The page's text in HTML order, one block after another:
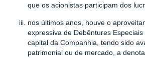
que os acionistas participam dos
nos últimos anos, houve o
expressiva de Debêntures
capital da Companhia, tendo sido
patrimonial ou de mercado, a